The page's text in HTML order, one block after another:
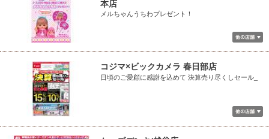
本店
メルちゃんうちわプレゼント！
コジマ×ビックカメラ 春日部店
日頃のご愛顧に感謝を込めて 決算売り尽くしセール_